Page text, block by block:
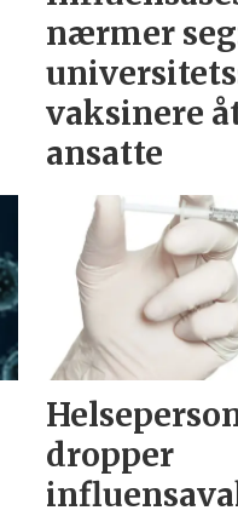
nærmer
vaksinere
ansatte
dropper